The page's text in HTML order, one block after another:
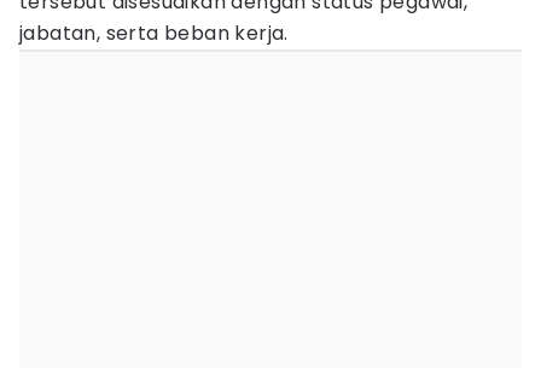
jabatan, serta beban kerja.